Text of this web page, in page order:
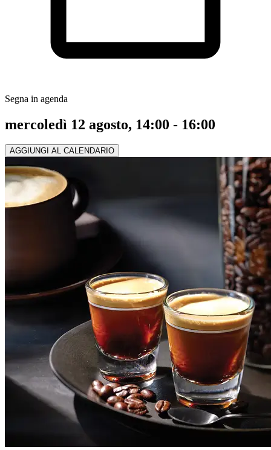
Segna in agenda
mercoledì 12 agosto, 14:00 - 16:00
AGGIUNGI AL CALENDARIO